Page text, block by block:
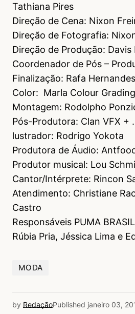
Tathiana Pires
Direção de Cena: Nixon
Direção de Fotografia:
Direção de Produção: Davis
Coordenador de Pós –
Finalização: Rafa Hernandes
Color: Marla Colour Grading
Montagem: Rodolpho
Pós-Produtora: Clan VFX +
lustrador: Rodrigo Yokota
Produtora de Áudio:
Produtor musical: Lou
Cantor/Intérprete: Rincon
Atendimento: Christiane
Castro
Responsáveis PUMA
Rúbia Pria, Jéssica Lima e
MODA
by RedaçãoPublished janeiro 03,